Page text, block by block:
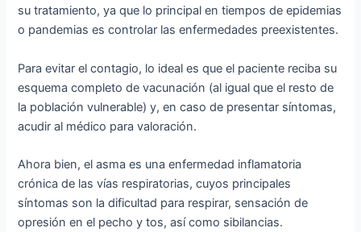
su tratamiento, ya que lo principal en tiempos de epidemias
o pandemias es controlar las enfermedades preexistentes.
Para evitar el contagio, lo ideal es que el paciente reciba su
esquema completo de vacunación (al igual que el resto de
la población vulnerable) y, en caso de presentar síntomas,
acudir al médico para valoración.
Ahora bien, el asma es una enfermedad inflamatoria
crónica de las vías respiratorias, cuyos principales
síntomas son la dificultad para respirar, sensación de
opresión en el pecho y tos, así como sibilancias.